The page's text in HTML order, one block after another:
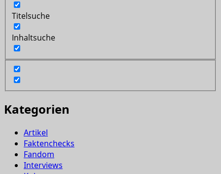
Titelsuche
Inhaltsuche
Kategorien
Artikel
Faktenchecks
Fandom
Interviews